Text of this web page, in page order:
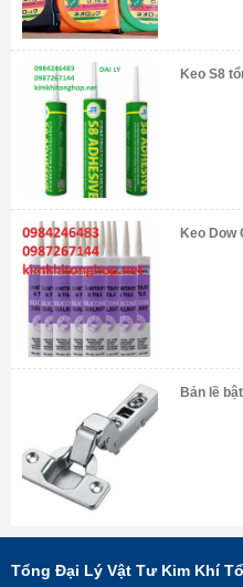
Keo S8
Keo Dow
Bản lề
Tổng Đại Lý Vật Tư Kim Khí